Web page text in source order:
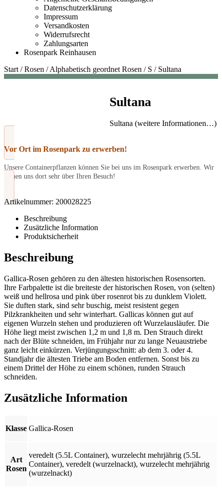
Datenschutzerklärung
Impressum
Versandkosten
Widerrufsrecht
Zahlungsarten
Rosenpark Reinhausen
Start /Rosen /Alphabetisch geordnet Rosen / S / Sultana
Sultana
Sultana (weitere Informationen…)
Vor Ort im Rosenpark zu erwerben!
Unsere Containerpflanzen können Sie bei uns im Rosenpark erwerben. Wir
freuen uns dort sehr über Ihren Besuch!
Artikelnummer: 200028225
Beschreibung
Zusätzliche Information
Produktsicherheit
Beschreibung
Gallica-Rosen gehören zu den ältesten historischen Rosensorten.
Ihre Farbpalette ist die breiteste der historischen Rosen, von (selten)
weiß und hellrosa und pink über rosenrot bis zu dunklem Violett.
Sie duften stark, sind sehr buschig, meist resistent gegen
Pilzkrankheiten und sehr winterhart. Gallicas können gut auf
eigenen Wurzeln stehen und produzieren oft Wurzelausläufer. Die
Höhe liegt meist zwischen 1,2 m und 1,8 m. Den Strauch direkt
nach der Blüte schneiden, im Frühjahr nur zu lange Neuaustriebe
ganz leicht einkürzen. Verjüngungsschnitt: ab dem 3. oder 4.
Standjahr die ältesten Triebe am Boden entfernen. Sonst bis zu
einem Drittel der Höhe zu einem schönen, runden Strauch
schneiden.
Zusätzliche Information
Klasse Gallica-Rosen
Art
Rosen
veredelt (5.5L Container), wurzelecht mehrjährig (5.5L
Container), veredelt (wurzelnackt), wurzelecht mehrjährig
(wurzelnackt)